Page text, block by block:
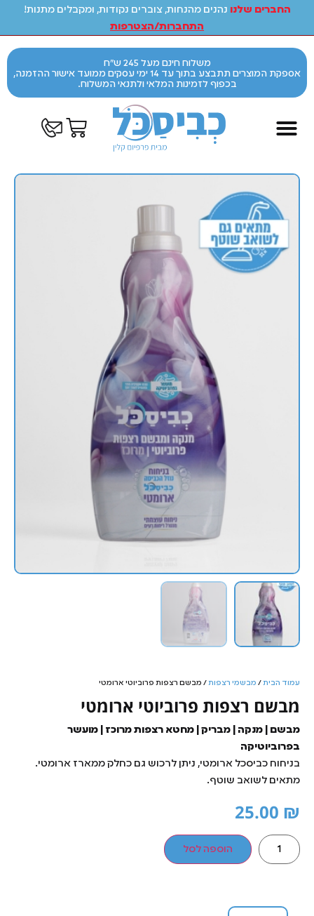
החברים שלנו נהנים מהנחות, צוברים נקודות, ומקבלים מתנות!
התחברות/הצטרפות
משלוח חינם מעל 245 ש"ח
אספקת המוצרים תתבצע בתוך עד 14 ימי עסקים ממועד אישור ההזמנה,
בכפוף לזמינות המלאי ולתנאי המשלוח.
עמוד הבית/ מבשמי רצפות/ מבשם רצפות פרוביוטי ארומטי
מבשם רצפות פרוביוטי ארומטי
מבשם | מנקה | מבריק | מחטא רצפות מרוכז | מועשר
בפרוביוטיקה
בניחוח כביסכל ארומטי, ניתן לרכוש גם כחלק ממארז ארומטי.
מתאים לשואב שוטף.
25.00 ₪
הוספה לסל